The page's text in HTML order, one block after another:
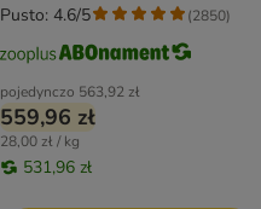
pojedynczo 563,92 zł
559,96 zł
28,00 zł / kg
531,96 zł
Pusto: 4.6/5 (2850)